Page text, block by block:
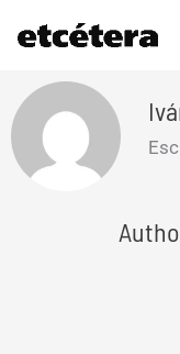
contenido